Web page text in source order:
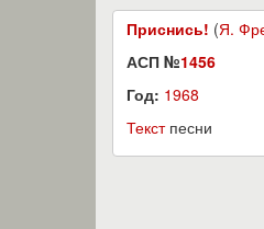
Приснись! (Я.
АСП №1456
Год: 1968
Текстпесни